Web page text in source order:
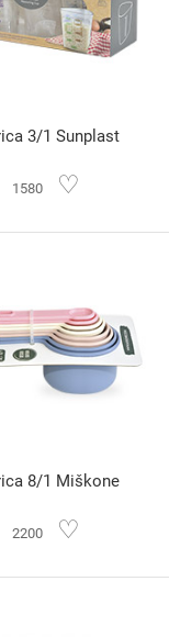
3/1 Sunplast
1580 ♡
8/1 Miškone
2200 ♡